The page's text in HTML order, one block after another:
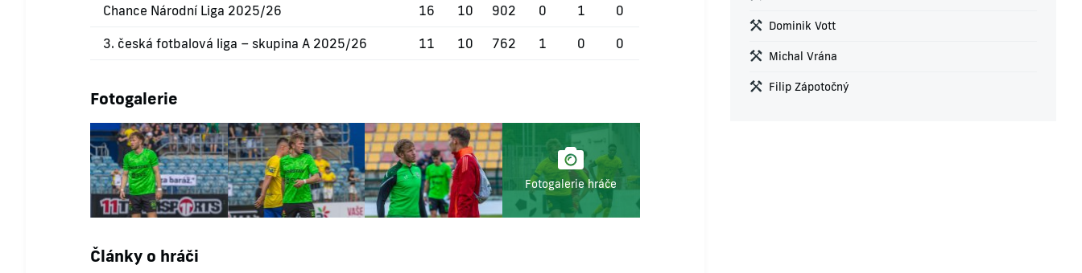
Chance Národní Liga 2025/26 16 10 902 0 1 0
3. česká fotbalová liga – skupina A 2025/26 11 10 762 1 0 0
Fotogalerie
Fotogalerie hráče
Články o hráči
Dominik Vott
Michal Vrána
Filip Zápotočný